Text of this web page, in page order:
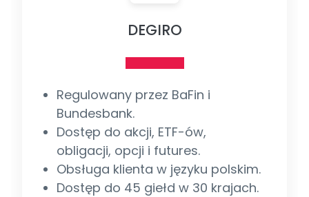
DEGIRO
Regulowany przez BaFin i
Bundesbank.
Dostęp do akcji, ETF-ów,
obligacji, opcji i futures.
Obsługa klienta w języku polskim.
Dostęp do 45 giełd w 30 krajach.